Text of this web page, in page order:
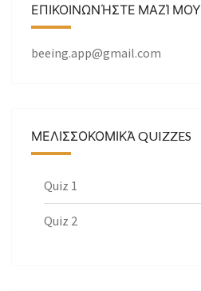
ΕΠΙΚΟΙΝΩΝΉΣΤΕ ΜΑΖΊ ΜΟΥ
beeing.app@gmail.com
ΜΕΛΙΣΣΟΚΟΜΙΚΆ QUIZZES
Quiz 1
Quiz 2